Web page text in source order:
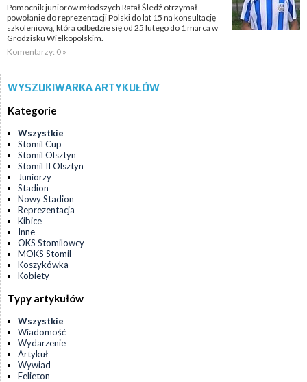
Pomocnik juniorów młodszych Rafał Śledź otrzymał
powołanie do reprezentacji Polski do lat 15 na konsultację
szkoleniową, która odbędzie się od 25 lutego do 1 marca w
Grodzisku Wielkopolskim.
Komentarzy: 0 »
WYSZUKIWARKA ARTYKUŁÓW
Kategorie
Wszystkie
Stomil Cup
Stomil Olsztyn
Stomil II Olsztyn
Juniorzy
Stadion
Nowy Stadion
Reprezentacja
Kibice
Inne
OKS Stomilowcy
MOKS Stomil
Koszykówka
Kobiety
Typy artykułów
Wszystkie
Wiadomość
Wydarzenie
Artykuł
Wywiad
Felieton